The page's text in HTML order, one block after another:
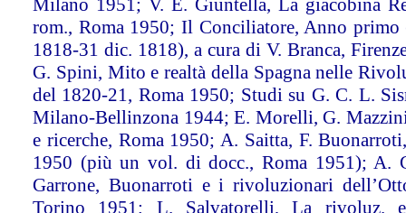
Milano 1951; V. E. Giuntella, La giacobina
rom., Roma 1950; Il Conciliatore, Anno primo
1818-31 dic. 1818), a cura di V. Branca,
G. Spini, Mito e realtà della Spagna nelle
del 1820-21, Roma 1950; Studi su G. C. L.
Milano-Bellinzona 1944; E. Morelli, G.
e ricerche, Roma 1950; A. Saitta, F.
1950 (più un vol. di docc., Roma 1951); A.
Garrone, Buonarroti e i rivoluzionari
Torino 1951; L. Salvatorelli, La rivoluz.